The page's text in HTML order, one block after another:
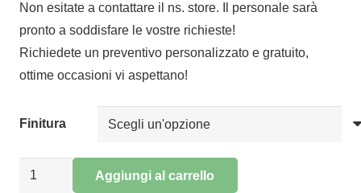
originale
era:
€201,00.
attuale
è:
€164,82.
Non esitate a contattare il ns. store. Il personale sarà
pronto a soddisfare le vostre richieste!
Richiedete un preventivo personalizzato e gratuito,
ottime occasioni vi aspettano!
Finitura
Lampada
Aggiungi al carrello